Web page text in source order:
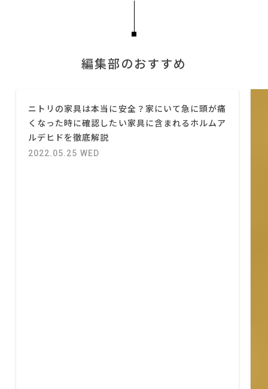
編集部のおすすめ
ニトリの家具は本当に安全？家にいて急に頭が痛
くなった時に確認したい家具に含まれるホルムア
ルデヒドを徹底解説
2022.05.25 WED